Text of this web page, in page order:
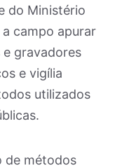
do Ministério
campo apurar
gravadores
e vigília
utilizados
de métodos